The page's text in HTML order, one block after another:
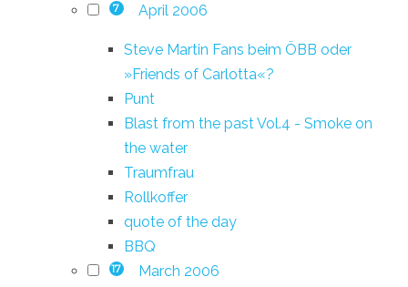
7 April 2006
Steve Martin Fans beim ÖBB oder
»Friends of Carlotta«?
Punt
Blast from the past Vol.4 - Smoke on
the water
Traumfrau
Rollkoffer
quote of the day
BBQ
17 March 2006